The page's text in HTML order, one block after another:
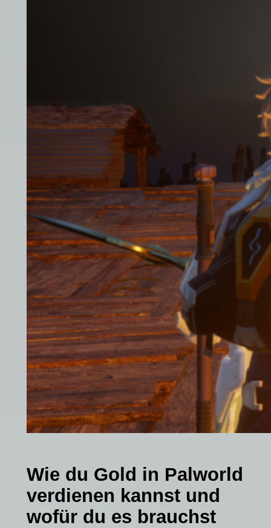
Wie du Gold in Palworld
verdienen kannst und
wofür du es brauchst